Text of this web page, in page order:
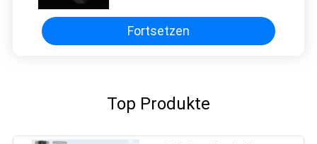
Fortsetzen
Top Produkte